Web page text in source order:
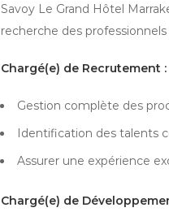
Savoy Le Grand Hôtel
recherche des
Chargé(e) de Recrutement :
Gestion complète des
Identification des talents
Assurer une expérience
Chargé(e) de